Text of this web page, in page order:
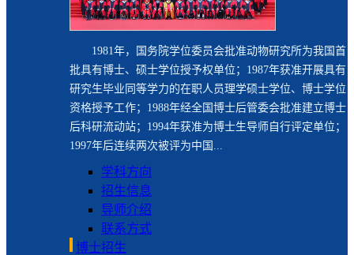
1981年，国务院学位委员会批准动物研究所为我国首
批具有博士、硕士学位授予权单位；1987年获准开展具有
研究生毕业同等学力的在职人员理学硕士学位、博士学位
资格授予工作；1988年经全国博士后管委会批准建立博士
后科研流动站；1994年获准为博士生导师自行评定单位；
1997年后连续两次被评为中国...
学科方向
招生信息
导师介绍
联系方式
博士招生